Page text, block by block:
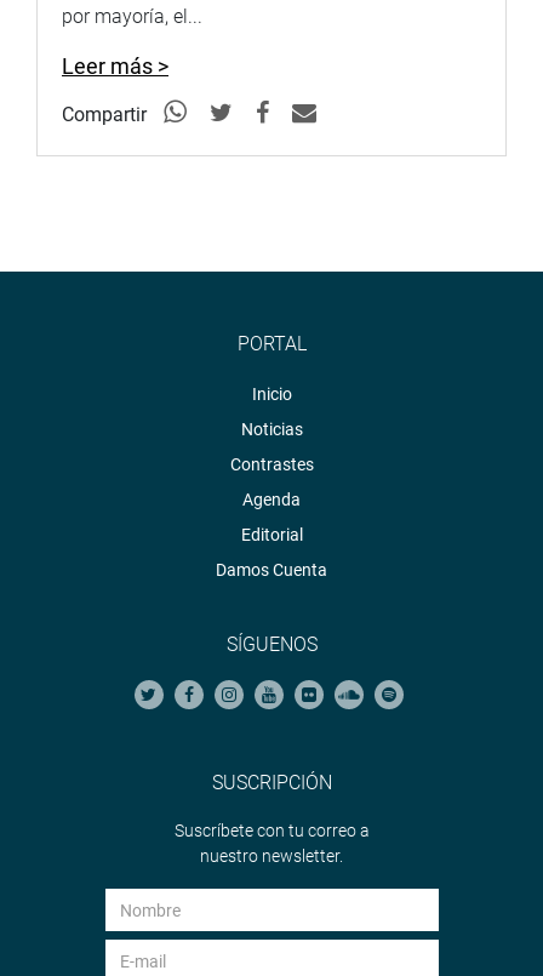
por mayoría, el...
Leer más >
Compartir
PORTAL
Inicio
Noticias
Contrastes
Agenda
Editorial
Damos Cuenta
SÍGUENOS
SUSCRIPCIÓN
Suscríbete con tu correo a
nuestro newsletter.